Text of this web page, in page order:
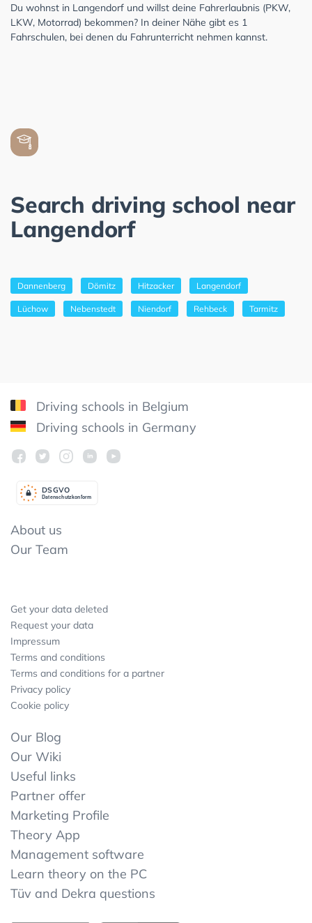
Du wohnst in Langendorf und willst deine Fahrerlaubnis (PKW,
LKW, Motorrad) bekommen? In deiner Nähe gibt es 1
Fahrschulen, bei denen du Fahrunterricht nehmen kannst.
Search driving school near
Langendorf
Dannenberg Dömitz Hitzacker Langendorf
Lüchow Nebenstedt Niendorf Rehbeck Tarmitz
Driving schools in Belgium
Driving schools in Germany
Datenschutzkonform
DSGVO
About us
Our Team
Get your data deleted
Request your data
Impressum
Terms and conditions
Terms and conditions for a partner
Privacy policy
Cookie policy
Our Blog
Our Wiki
Useful links
Partner offer
Marketing Profile
Theory App
Management software
Learn theory on the PC
Tüv and Dekra questions